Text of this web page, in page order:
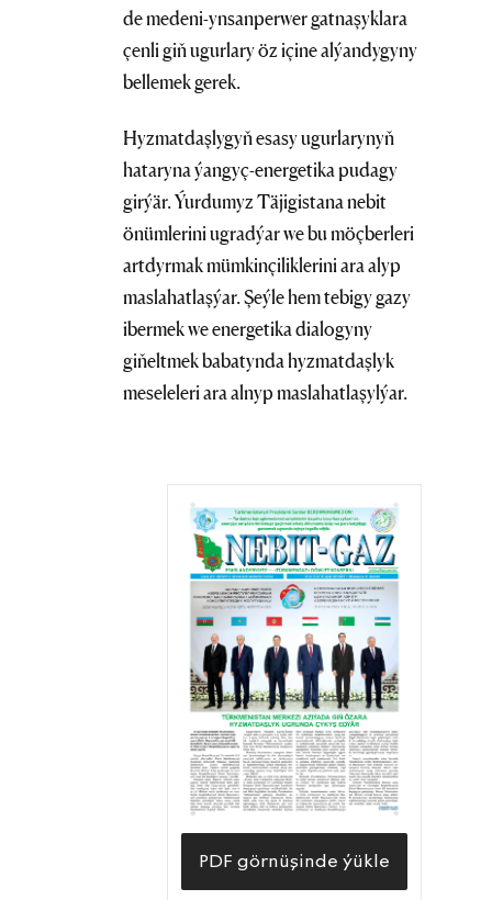
de medeni-ynsanperwer gatnaşyklara
çenli giň ugurlary öz içine alýandygyny
bellemek gerek.
Hyzmatdaşlygyň esasy ugurlarynyň
hataryna ýangyç-energetika pudagy
girýär. Ýurdumyz Täjigistana nebit
önümlerini ugradýar we bu möçberleri
artdyrmak mümkinçiliklerini ara alyp
maslahatlaşýar. Şeýle hem tebigy gazy
ibermek we energetika dialogyny
giňeltmek babatynda hyzmatdaşlyk
meseleleri ara alnyp maslahatlaşylýar.
PDF görnüşinde ýükle